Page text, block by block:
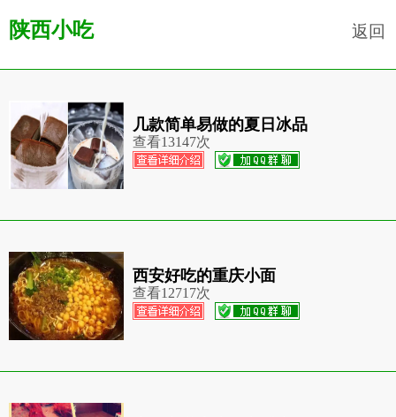
陕西小吃 返回
几款简单易做的夏日冰品
查看13147次
西安好吃的重庆小面
查看12717次